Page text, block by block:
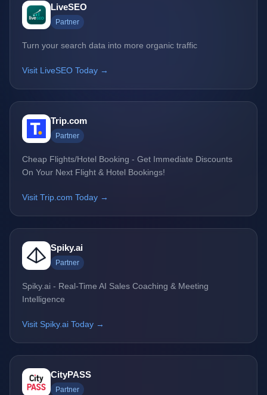
LiveSEO
Partner
Turn your search data into more organic traffic
Visit LiveSEO Today →
Trip.com
Partner
Cheap Flights/Hotel Booking - Get Immediate Discounts
On Your Next Flight & Hotel Bookings!
Visit Trip.com Today →
Spiky.ai
Partner
Spiky.ai - Real-Time AI Sales Coaching & Meeting
Intelligence
Visit Spiky.ai Today →
CityPASS
Partner